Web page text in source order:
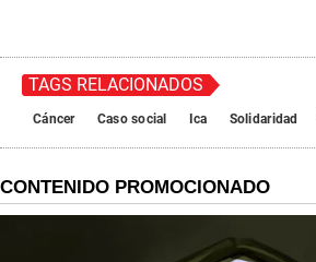
TAGS RELACIONADOS
Cáncer Caso social Ica Solidaridad